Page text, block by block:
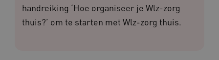
handreiking ‘Hoe organiseer je Wlz-zorg
thuis?’ om te starten met Wlz-zorg thuis.